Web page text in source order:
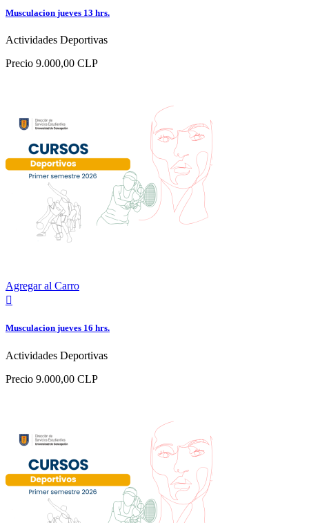
Musculacion jueves 13 hrs.
Actividades Deportivas
Precio 9.000,00 CLP
Agregar al Carro

Musculacion jueves 16 hrs.
Actividades Deportivas
Precio 9.000,00 CLP